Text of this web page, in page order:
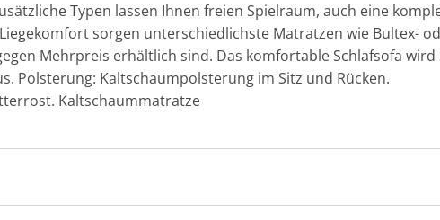
Typen lassen Ihnen freien Spielraum, auch eine
sorgen unterschiedlichste Matratzen wie Bultex-
Mehrpreis erhältlich sind. Das komfortable Schlafsofa wird
Polsterung: Kaltschaumpolsterung im Sitz und Rücken.
Kaltschaummatratze